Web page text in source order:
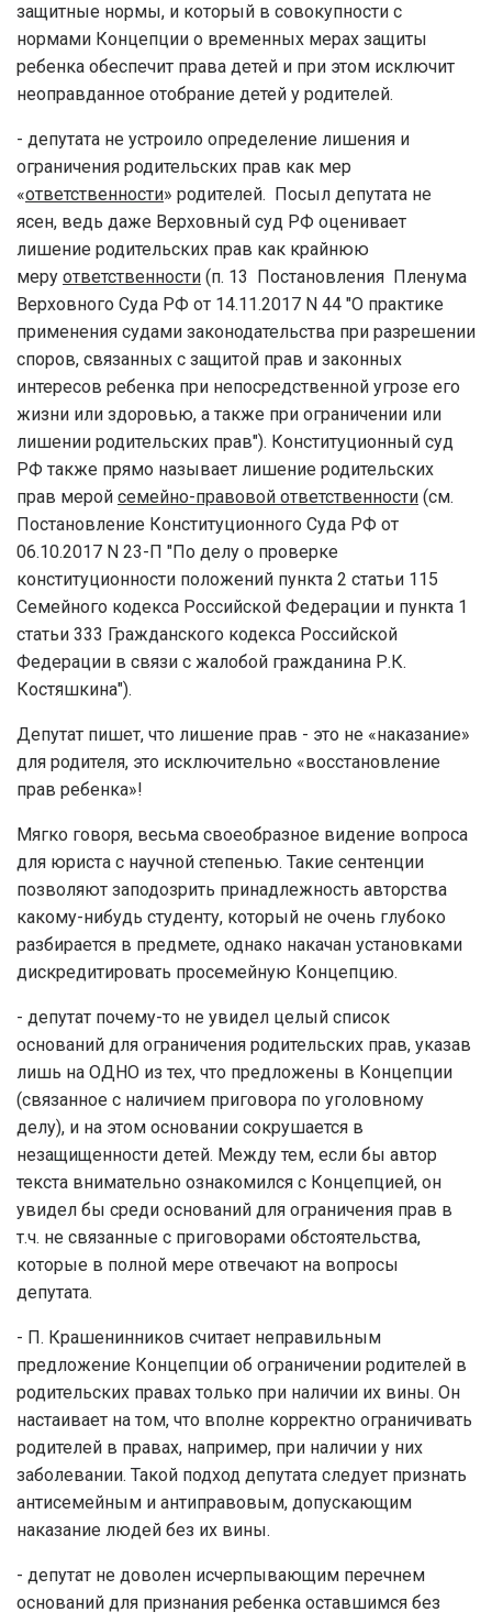
защитные нормы, и который в совокупности с
нормами Концепции о временных мерах защиты
ребенка обеспечит права детей и при этом исключит
неоправданное отобрание детей у родителей.
- депутата не устроило определение лишения и
ограничения родительских прав как мер
«ответственности» родителей. Посыл депутата не
ясен, ведь даже Верховный суд РФ оценивает
лишение родительских прав как крайнюю
меру ответственности (п. 13 Постановления Пленума
Верховного Суда РФ от 14.11.2017 N 44 "О практике
применения судами законодательства при разрешении
споров, связанных с защитой прав и законных
интересов ребенка при непосредственной угрозе его
жизни или здоровью, а также при ограничении или
лишении родительских прав"). Конституционный суд
РФ также прямо называет лишение родительских
прав мерой семейно-правовой ответственности (см.
Постановление Конституционного Суда РФ от
06.10.2017 N 23-П "По делу о проверке
конституционности положений пункта 2 статьи 115
Семейного кодекса Российской Федерации и пункта 1
статьи 333 Гражданского кодекса Российской
Федерации в связи с жалобой гражданина Р.К.
Костяшкина").
Депутат пишет, что лишение прав - это не «наказание»
для родителя, это исключительно «восстановление
прав ребенка»!
Мягко говоря, весьма своеобразное видение вопроса
для юриста с научной степенью. Такие сентенции
позволяют заподозрить принадлежность авторства
какому-нибудь студенту, который не очень глубоко
разбирается в предмете, однако накачан установками
дискредитировать просемейную Концепцию.
- депутат почему-то не увидел целый список
оснований для ограничения родительских прав, указав
лишь на ОДНО из тех, что предложены в Концепции
(связанное с наличием приговора по уголовному
делу), и на этом основании сокрушается в
незащищенности детей. Между тем, если бы автор
текста внимательно ознакомился с Концепцией, он
увидел бы среди оснований для ограничения прав в
т.ч. не связанные с приговорами обстоятельства,
которые в полной мере отвечают на вопросы
депутата.
- П. Крашенинников считает неправильным
предложение Концепции об ограничении родителей в
родительских правах только при наличии их вины. Он
настаивает на том, что вполне корректно ограничивать
родителей в правах, например, при наличии у них
заболевании. Такой подход депутата следует признать
антисемейным и антиправовым, допускающим
наказание людей без их вины.
- депутат не доволен исчерпывающим перечнем
оснований для признания ребенка оставшимся без